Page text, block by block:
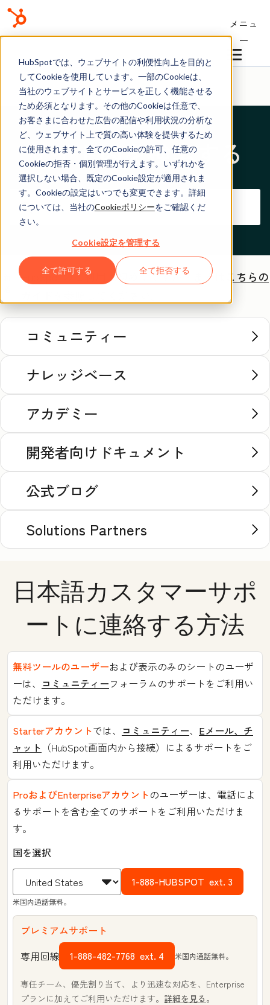
HubSpotでは、ウェブサイトの利便性向上を目的と
してCookieを使用しています。一部のCookieは、
当社のウェブサイトとサービスを正しく機能させる
ため必須となります。その他のCookieは任意で、
お客さまに合わせた広告の配信や利用状況の分析な
ど、ウェブサイト上で質の高い体験を提供するため
に使用されます。全てのCookieの許可、任意の
Cookieの拒否・個別管理が行えます。いずれかを
選択しない場合、既定のCookie設定が適用されま
す。Cookieの設定はいつでも変更できます。詳細
については、当社のCookieポリシーをご確認くだ
さい。
Cookie設定を管理する
全て許可する 全て拒否する
メニュ
ー
ヘルプセンター
サイト内を検索する
HubSpotのご利用は初めてですか？ まずは
こちらの
コミュニティー
ナレッジベース
アカデミー
開発者向けドキュメント
公式ブログ
Solutions Partners
日本語カスタマーサポ
ートに連絡する方法
無料ツールのユーザーおよび表示のみのシートのユーザ
ーは、 コミュニティーフォーラムのサポートをご利用い
ただけます。
Starterアカウントでは、 コミュニティー、 Eメール、チ
ャット （HubSpot画面内から接続）によるサポートをご
利用いただけます。
ProおよびEnterpriseアカウントのユーザーは、電話によ
るサポートを含む全てのサポートをご利用いただけま
す。
国を選択
1-888-HUBSPOT ext. 3
米国内通話無料。
プレミアムサポート
専用回線
1-888-482-7768 ext. 4 米国内通話無料。
専任チーム、優先割り当て、より迅速な対応を、Enterprise
プランに加えてご利用いただけます。 詳細を見る 。